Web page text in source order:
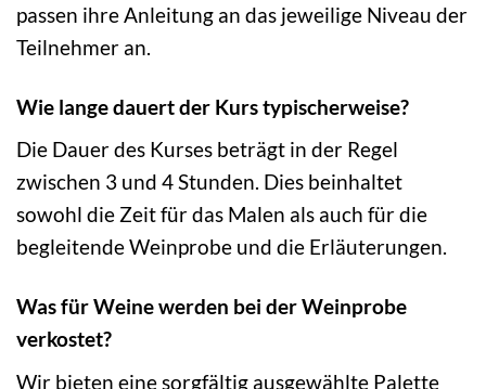
passen ihre Anleitung an das jeweilige Niveau der
Teilnehmer an.
Wie lange dauert der Kurs typischerweise?
Die Dauer des Kurses beträgt in der Regel
zwischen 3 und 4 Stunden. Dies beinhaltet
sowohl die Zeit für das Malen als auch für die
begleitende Weinprobe und die Erläuterungen.
Was für Weine werden bei der Weinprobe
verkostet?
Wir bieten eine sorgfältig ausgewählte Palette